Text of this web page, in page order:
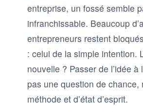
entreprise, un fossé semble
infranchissable. Beaucoup
entrepreneurs restent
: celui de la simple intention.
nouvelle ? Passer de l’idée à
pas une question de chance,
méthode et d’état d’esprit.